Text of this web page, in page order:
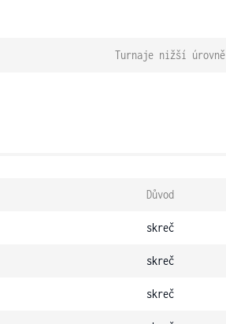
Turnaje nižší úrovně
Důvod
skreč
skreč
skreč